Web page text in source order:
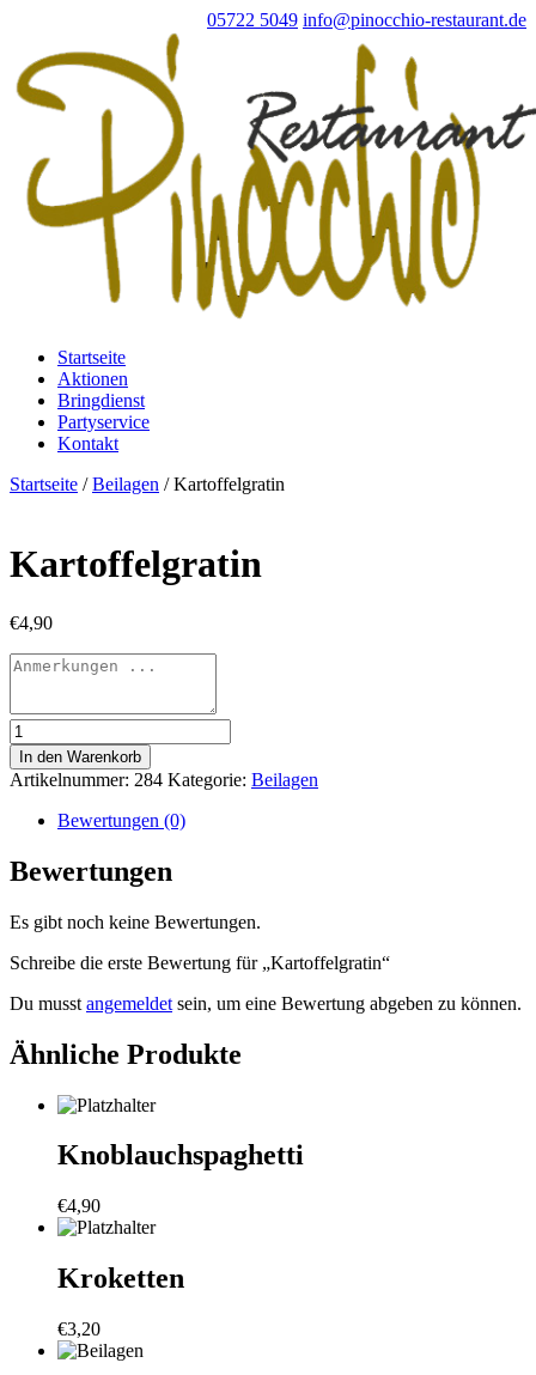
05722 5049 info@pinocchio-restaurant.de
Startseite
Aktionen
Bringdienst
Partyservice
Kontakt
Startseite /Beilagen / Kartoffelgratin
Kartoffelgratin
€4,90
Kartoffelgratin
Menge
In den Warenkorb
Artikelnummer: 284 Kategorie: Beilagen
Bewertungen (0)
Bewertungen
Es gibt noch keine Bewertungen.
Schreibe die erste Bewertung für „Kartoffelgratin“
Du musst angemeldet sein, um eine Bewertung abgeben zu können.
Ähnliche Produkte
Knoblauchspaghetti
€4,90
Kroketten
€3,20